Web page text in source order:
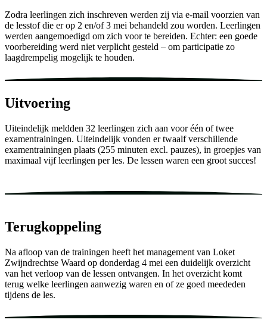
Zodra leerlingen zich inschreven werden zij via e-mail voorzien van
de lesstof die er op 2 en/of 3 mei behandeld zou worden. Leerlingen
werden aangemoedigd om zich voor te bereiden. Echter: een goede
voorbereiding werd niet verplicht gesteld – om participatie zo
laagdrempelig mogelijk te houden.
Uitvoering
Uiteindelijk meldden 32 leerlingen zich aan voor één of twee
examentrainingen. Uiteindelijk vonden er twaalf verschillende
examentrainingen plaats (255 minuten excl. pauzes), in groepjes van
maximaal vijf leerlingen per les. De lessen waren een groot succes!
Terugkoppeling
Na afloop van de trainingen heeft het management van Loket
Zwijndrechtse Waard op donderdag 4 mei een duidelijk overzicht
van het verloop van de lessen ontvangen. In het overzicht komt
terug welke leerlingen aanwezig waren en of ze goed meededen
tijdens de les.